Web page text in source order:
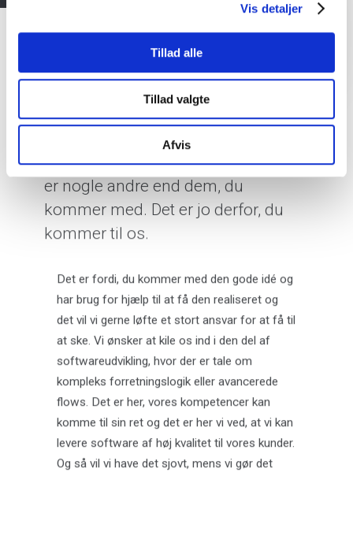
Vis detaljer
Tillad alle
Tillad valgte
Afvis
Axla er anderledes
Vi forstår, at de kompetencer vi har,
er nogle andre end dem, du
kommer med. Det er jo derfor, du
kommer til os.
har brug for hjælp til at få den realiseret og
det vil vi gerne løfte et stort ansvar for at få til
at ske. Vi ønsker at kile os ind i den del af
kompleks forretningslogik eller avancerede
flows. Det er her, vores kompetencer kan
komme til sin ret og det er her vi ved, at vi kan
levere software af høj kvalitet til vores kunder.
Og så vil vi have det sjovt, mens vi gør det